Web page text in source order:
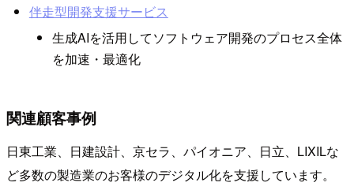
伴走型開発支援サービス
生成AIを活用してソフトウェア開発のプロセス全体
を加速・最適化
関連顧客事例
日東工業、日建設計、京セラ、パイオニア、日立、LIXILな
ど多数の製造業のお客様のデジタル化を支援しています。